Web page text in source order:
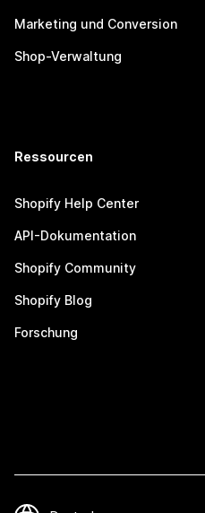
Marketing und Conversion
Shop-Verwaltung
Ressourcen
Shopify Help Center
API-Dokumentation
Shopify Community
Shopify Blog
Forschung